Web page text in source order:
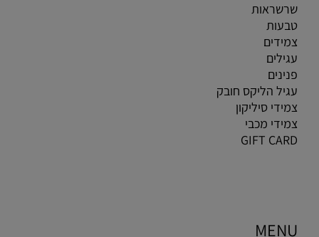
שרשראות
טבעות
צמידים
עגילים
פנינים
עגיל הליקס חובק
צמידי סיליקון
צמידי מכבי
GIFT CARD
MENU